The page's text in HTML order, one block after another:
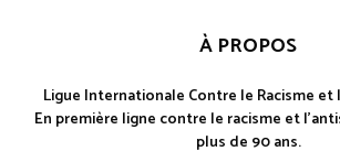
À PROPOS
Ligue Internationale Contre le Racisme
En première ligne contre le racisme et
plus de 90 ans.